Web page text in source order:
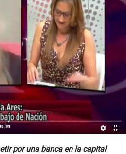
por una banca en la capital